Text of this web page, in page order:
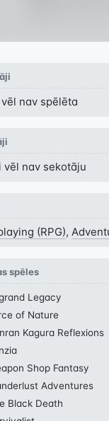
nav spēlēta
vēl nav sekotāju
(RPG),
spēles
Legacy
of Nature
Kagura Reflexions
Shop Fantasy
Adventures
Black Death